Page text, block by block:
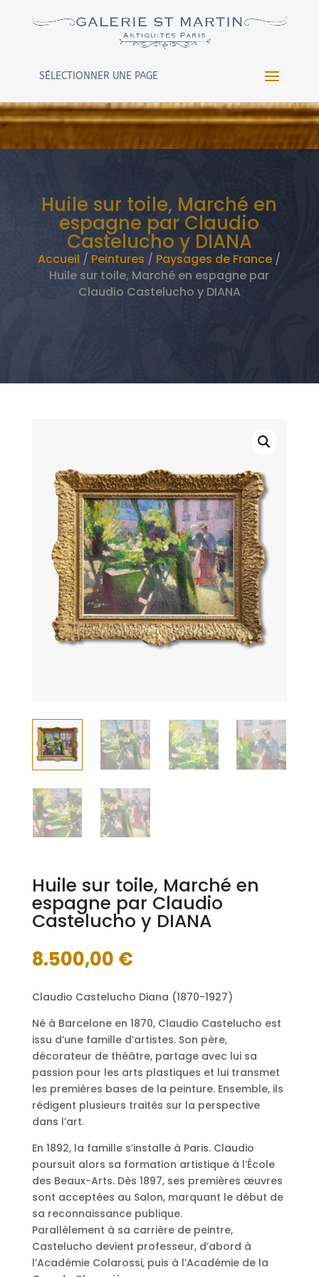
Warning: Constant WP_CRON_LOCK_TIMEOUT already
/htdocs/wp-config.phpon line
SÉLECTIONNER UNE PAGE
Huile sur toile, Marché en
espagne par Claudio
Castelucho y DIANA
Accueil / Peintures / Paysages de France /
Huile sur toile, Marché en espagne par
Claudio Castelucho y DIANA
Huile sur toile, Marché en
espagne par Claudio
Castelucho y DIANA
8.500,00 €
Claudio Castelucho Diana (1870-1927)
Né à Barcelone en 1870, Claudio Castelucho est
issu d’une famille d’artistes. Son père,
décorateur de théâtre, partage avec lui sa
passion pour les arts plastiques et lui transmet
les premières bases de la peinture. Ensemble, ils
rédigent plusieurs traités sur la perspective
dans l’art.
En 1892, la famille s’installe à Paris. Claudio
poursuit alors sa formation artistique à l’École
des Beaux-Arts. Dès 1897, ses premières œuvres
sont acceptées au Salon, marquant le début de
sa reconnaissance publique.
Parallèlement à sa carrière de peintre,
Castelucho devient professeur, d’abord à
l’Académie Colarossi, puis à l’Académie de la